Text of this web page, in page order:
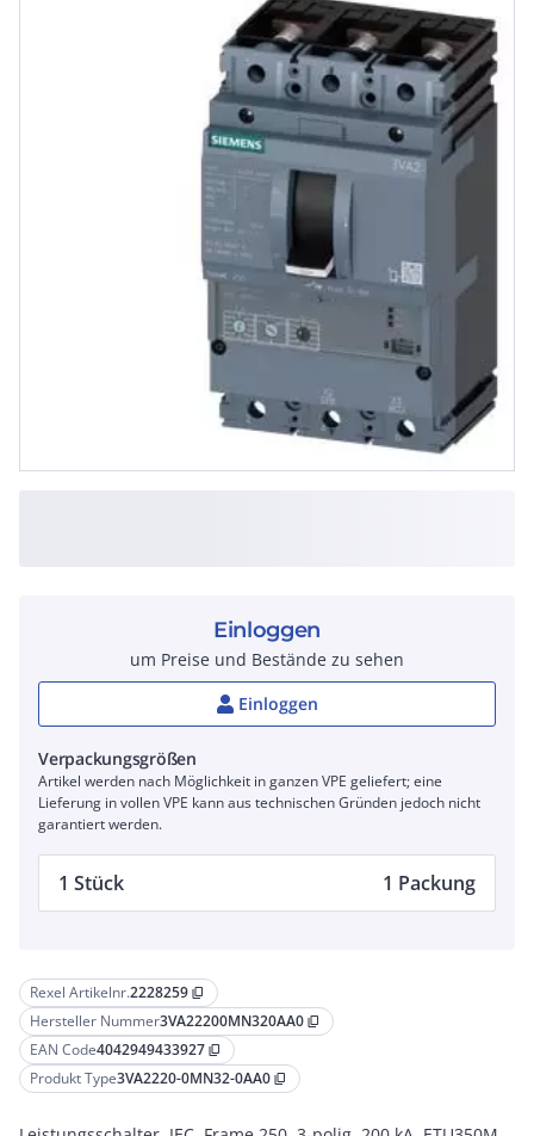
Rexel Artikelnr.2228259 content_copy
Hersteller Nummer3VA22200MN320AA0 content_copy
EAN Code4042949433927 content_copy
Produkt Type3VA2220-0MN32-0AA0 content_copy
Einloggen
um Preise und Bestände zu sehen
Einloggen
Verpackungsgrößen
Artikel werden nach Möglichkeit in ganzen VPE geliefert; eine
Lieferung in vollen VPE kann aus technischen Gründen jedoch nicht
garantiert werden.
1 Stück 1 Packung